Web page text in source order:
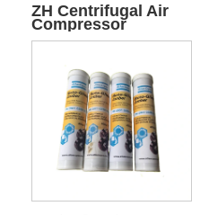
ZH Centrifugal Air
Compressor